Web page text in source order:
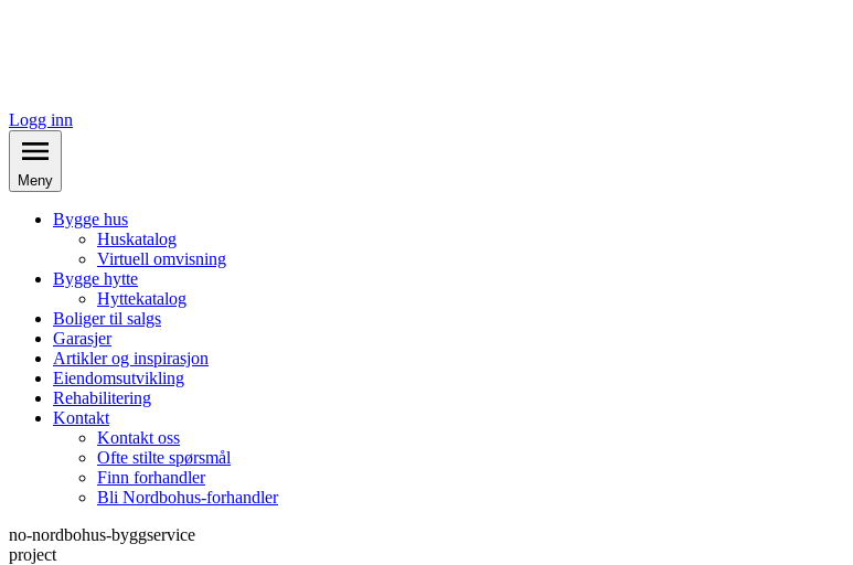
Logg inn
Meny
Bygge hus
Huskatalog
Virtuell omvisning
Bygge hytte
Hyttekatalog
Boliger til salgs
Garasjer
Artikler og inspirasjon
Eiendomsutvikling
Rehabilitering
Kontakt
Kontakt oss
Ofte stilte spørsmål
Finn forhandler
Bli Nordbohus-forhandler
no-nordbohus-byggservice
project